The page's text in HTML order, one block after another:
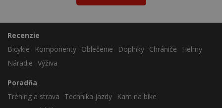
Recenzie
Bicykle
Komponenty Oblečenie Doplnky Chrániče
Helmy
Náradie Výživa
Poradňa
Tréning a strava
Technika jazdy
Kam na bike